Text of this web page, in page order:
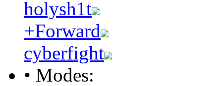
holysh1t
+Forward
cyberfight
• Modes: